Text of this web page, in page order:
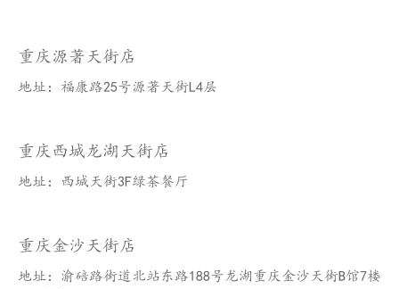
重庆源著天街店
地址：福康路25号源著天街L4层
重庆西城龙湖天街店
地址：西城天街3F绿茶餐厅
重庆金沙天街店
地址：渝碚路街道北站东路188号龙湖重庆金沙天街B馆7楼